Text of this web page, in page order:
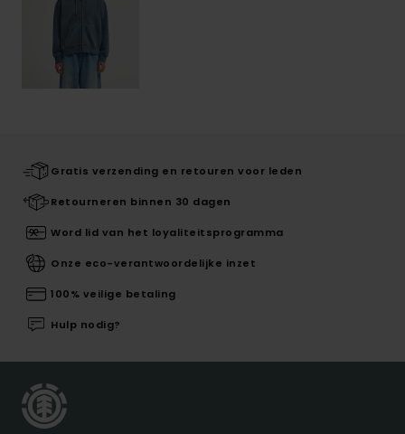
Gratis verzending en retouren voor leden
Retourneren binnen 30 dagen
Word lid van het loyaliteitsprogramma
Onze eco-verantwoordelijke inzet
100% veilige betaling
Hulp nodig?